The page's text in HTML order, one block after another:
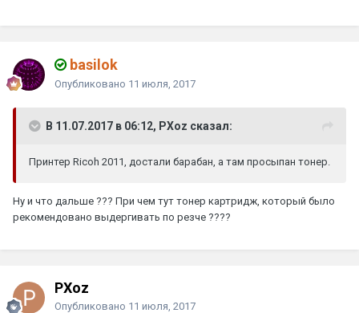
basilok
Опубликовано 11 июля, 2017
В 11.07.2017 в 06:12, PXoz сказал:
Принтер Ricoh 2011, достали барабан, а там просыпан тонер.
Ну и что дальше ??? При чем тут тонер картридж, который было
рекомендовано выдергивать по резче ????
PXoz
Опубликовано 11 июля, 2017